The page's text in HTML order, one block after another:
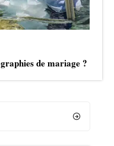
de mariage ?